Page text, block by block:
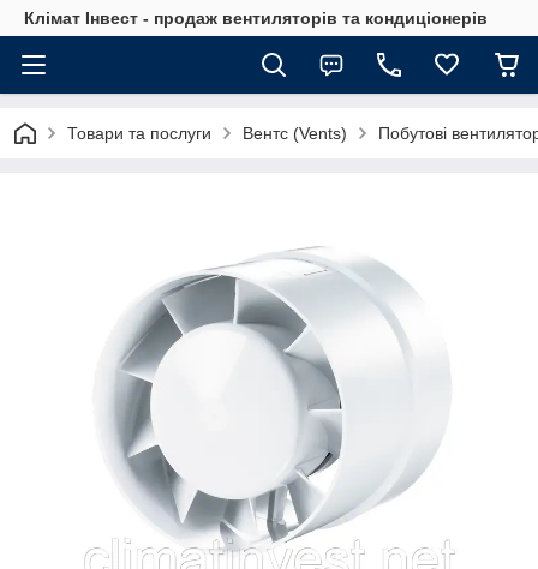
Клімат Інвест - продаж вентиляторів та кондиціонерів
Товари та послуги Вентс (Vents) Побутові